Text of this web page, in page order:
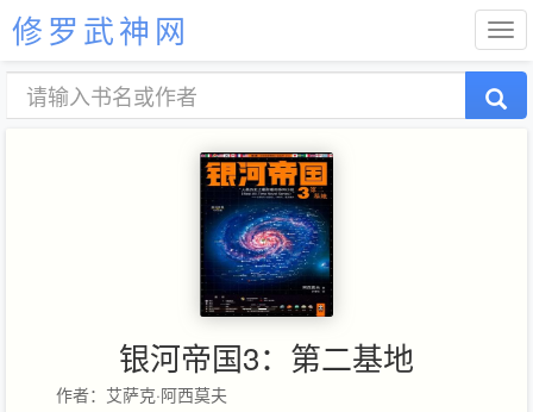
修罗武神网
银河帝国3：第二基地
作者：艾萨克·阿西莫夫